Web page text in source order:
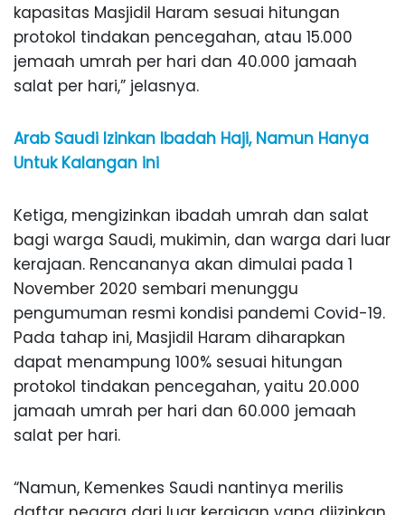
kapasitas Masjidil Haram sesuai hitungan
protokol tindakan pencegahan, atau 15.000
jemaah umrah per hari dan 40.000 jamaah
salat per hari,” jelasnya.
Arab Saudi Izinkan Ibadah Haji, Namun Hanya
Untuk Kalangan ini
Ketiga, mengizinkan ibadah umrah dan salat
bagi warga Saudi, mukimin, dan warga dari luar
kerajaan. Rencananya akan dimulai pada 1
November 2020 sembari menunggu
pengumuman resmi kondisi pandemi Covid-19.
Pada tahap ini, Masjidil Haram diharapkan
dapat menampung 100% sesuai hitungan
protokol tindakan pencegahan, yaitu 20.000
jamaah umrah per hari dan 60.000 jemaah
salat per hari.
“Namun, Kemenkes Saudi nantinya merilis